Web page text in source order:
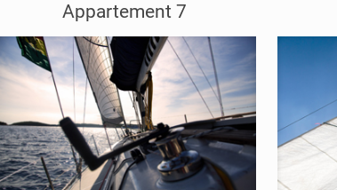
Appartement 7